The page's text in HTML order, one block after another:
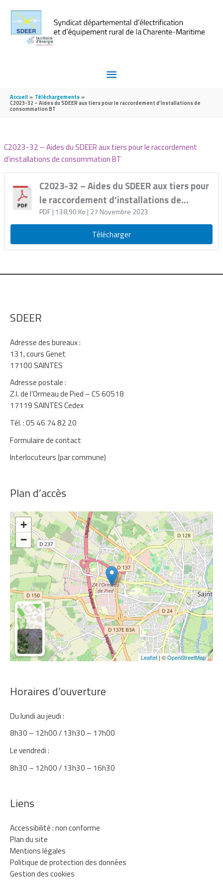
MENU
PRINCIPAL
Accueil Téléchargements
C2023-32 – Aides du SDEER aux tiers pour le raccordement d’installations de
consommation BT
C2023-32 – Aides du SDEER aux tiers pour le raccordement
d’installations de consommation BT
C2023-32 – Aides du SDEER aux tiers pour
le raccordement d’installations de
consommation BT
PDF| 138,90 Ko | 27 Novembre 2023
Télécharger
SDEER
Adresse des bureaux :
131, cours Genet
17100 SAINTES
Adresse postale :
Z.I. de l’Ormeau de Pied – CS 60518
17119 SAINTES Cedex
Tél. : 05 46 74 82 20
Formulaire de contact
Interlocuteurs (par commune)
Plan d’accès
+
−
Leaflet | ©OpenStreetMap
Horaires d’ouverture
Du lundi au jeudi :
8h30 – 12h00 / 13h30 – 17h00
Le vendredi :
8h30 – 12h00 / 13h30 – 16h30
Liens
Accessibilité : non conforme
Plan du site
Mentions légales
Politique de protection des données
Gestion des cookies